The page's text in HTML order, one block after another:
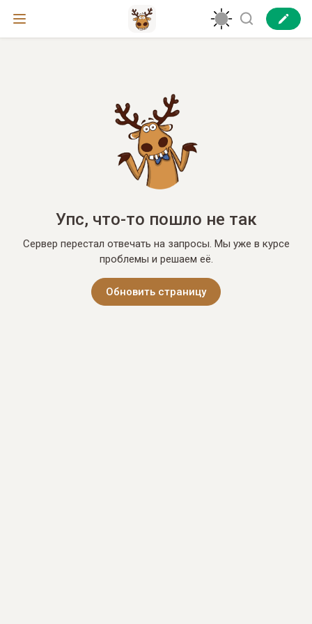
Упс, что-то пошло не так
Сервер перестал отвечать на запросы. Мы уже в курсе
проблемы и решаем её.
Обновить страницу